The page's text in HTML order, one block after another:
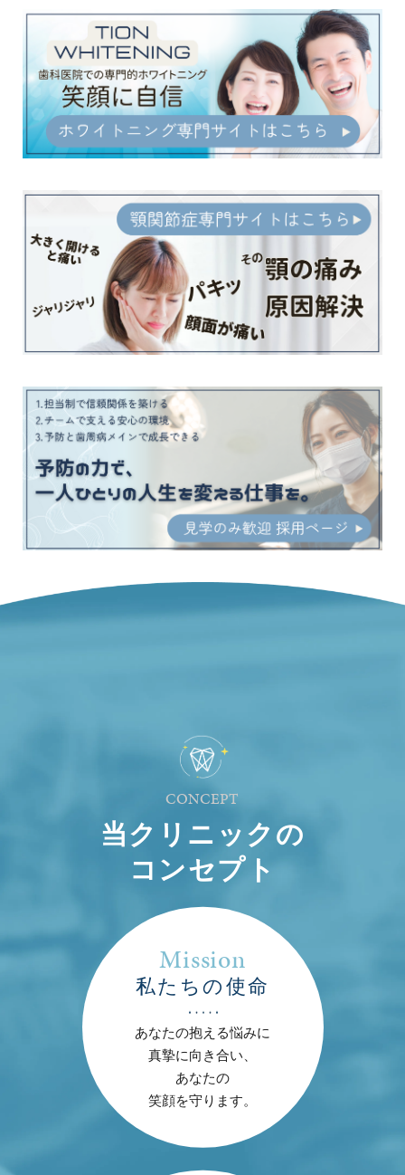
CONCEPT
当クリニックの
コンセプト
Mission
私たちの使命
あなたの抱える悩みに
真摯に向き合い、
あなたの
笑顔を守ります。